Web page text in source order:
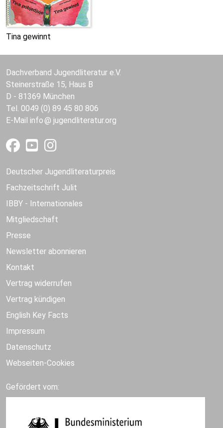
Tina gewinnt
Dachverband Jugendliteratur e.V.
Steinerstraße 15, Haus B
D - 81369 München
Tel. 0049 (0) 89 45 80 806
E-Mail info jugendliteratur.org
Deutscher Jugendliteraturpreis
Fachzeitschrift Julit
IBBY - Internationales
Mitgliedschaft
Presse
Newsletter abonnieren
Kontakt
Vertrag widerrufen
Vertrag kündigen
English Key Facts
Impressum
Datenschutz
Webseiten-Cookies
Gefördert vom: